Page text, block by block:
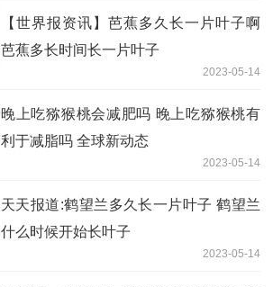
【世界报资讯】芭蕉多久长一片叶子啊
芭蕉多长时间长一片叶子
2023-05-14
晚上吃猕猴桃会减肥吗 晚上吃猕猴桃有
利于减脂吗 全球新动态
2023-05-14
天天报道:鹤望兰多久长一片叶子 鹤望兰
什么时候开始长叶子
2023-05-14